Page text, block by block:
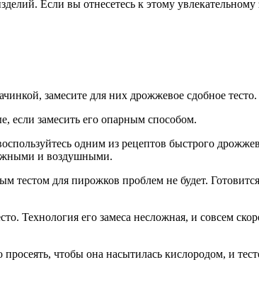
Если вы отнесетесь к этому
замесите для них дрожжевое сдобное тесто.
если замесить его опарным способом.
одним из рецептов быстрого
и воздушными.
тестом для пирожков проблем не будет.
Технология его замеса несложная, и совсем
чтобы она насытилась кислородом, и